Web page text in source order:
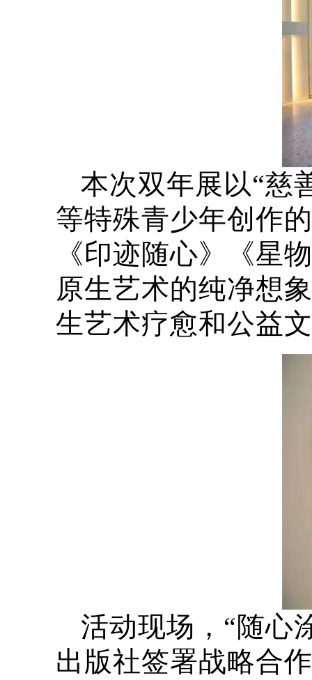
本次双年展以“慈
等特殊青少年创作
《印迹随心》《星
原生艺术的纯净想
生艺术疗愈和公益
活动现场，“随心
出版社签署战略合